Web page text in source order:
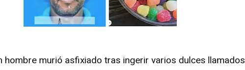
hombre murió asfixiado tras ingerir varios dulces llamados